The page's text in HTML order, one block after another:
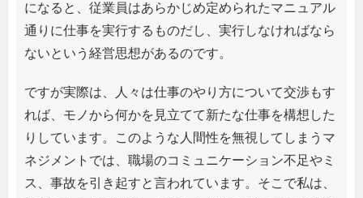
になると、従業員はあらかじめ定められたマニュアル
通りに仕事を実行するものだし、実行しなければなら
ないという経営思想があるのです。
ですが実際は、人々は仕事のやり方について交渉もす
れば、モノから何かを見立てて新たな仕事を構想した
りしています。このような人間性を無視してしまうマ
ネジメントでは、職場のコミュニケーション不足やミ
ス、事故を引き起すと言われています。そこで私は、